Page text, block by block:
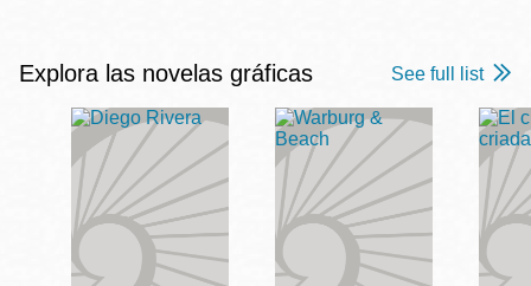
Explora las novelas gráficas See full list